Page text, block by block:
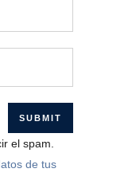
el spam.
de tus